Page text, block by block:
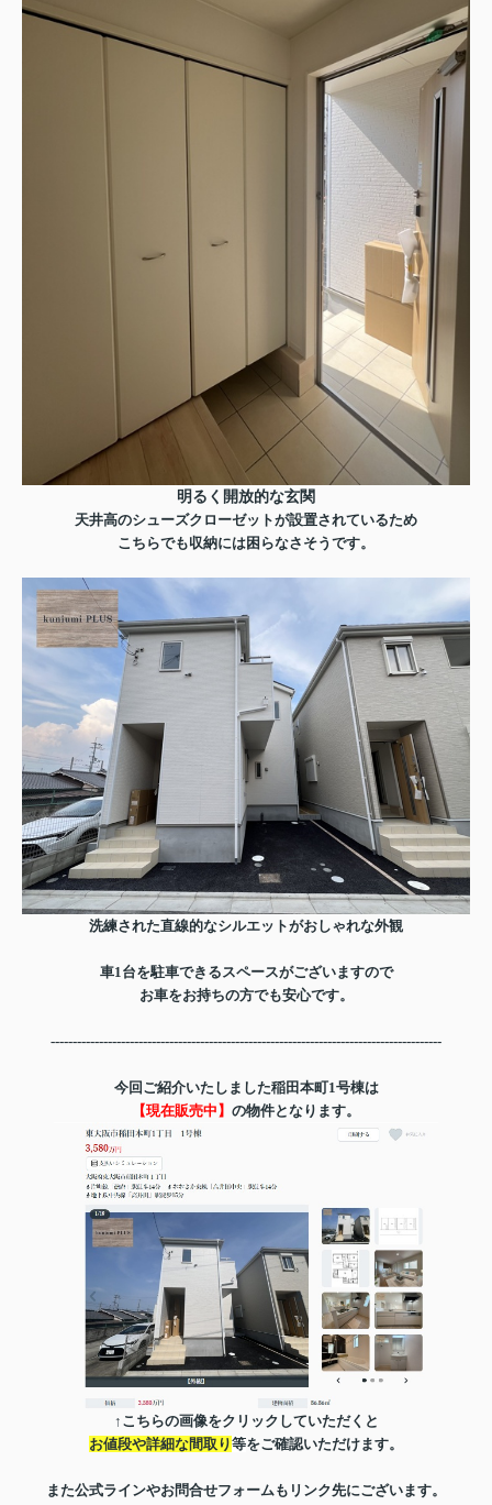
明るく開放的な玄関
天井高のシューズクローゼットが設置されているため
こちらでも収納には困らなさそうです。
洗練された直線的なシルエットがおしゃれな外観
車1台を駐車できるスペースがございますので
お車をお持ちの方でも安心です。
-----------------------------------------------------------------------------------------
今回ご紹介いたしました稲田本町1号棟は
【現在販売中】 の物件となります。
↑こちらの画像をクリックしていただくと
お値段や詳細な間取り等をご確認いただけます。
また公式ラインやお問合せフォームもリンク先にございます。